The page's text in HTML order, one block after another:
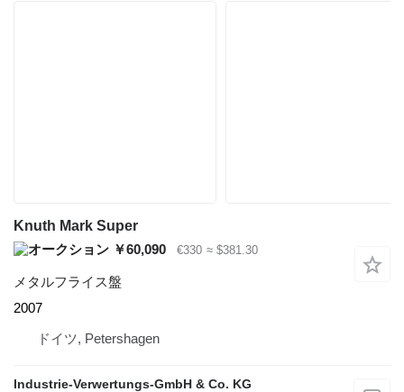
Knuth Mark Super
￥60,090
€330 ≈ $381.30
メタルフライス盤
2007
ドイツ, Petershagen
Industrie-Verwertungs-GmbH & Co. KG